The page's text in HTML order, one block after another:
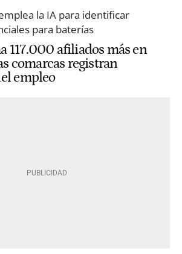
117.000 afiliados más en
comarcas registran
empleo